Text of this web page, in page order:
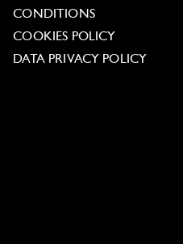
CONDITIONS
COOKIES POLICY
DATA PRIVACY POLICY